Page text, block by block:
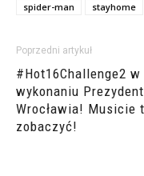
spider-man
stayhome
Poprzedni artykuł
#Hot16Challenge2 w
wykonaniu
Wrocławia! Musicie
zobaczyć!